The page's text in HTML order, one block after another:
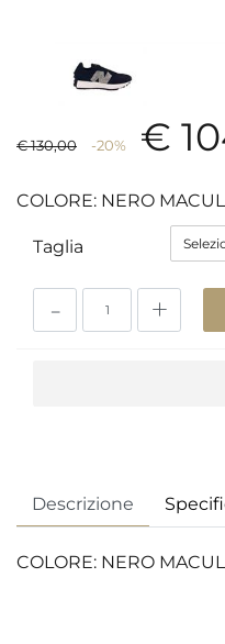
€ 130,00 -20% €
COLORE: NERO
Taglia
Descrizione
COLORE: NERO